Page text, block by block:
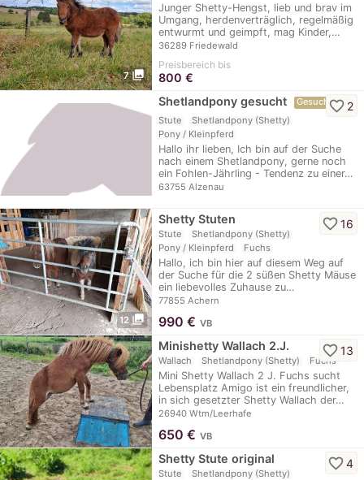
7 photo_library
Junger Shetty-Hengst, lieb und brav im
Umgang, herdenverträglich, regelmäßig
entwurmt und geimpft, mag Kinder,…
36289 Friedewald
Preisbereich bis
800 €
Shetlandpony gesucht
Gesuch
Stute
Shetlandpony (Shetty)
Pony / Kleinpferd
Hallo ihr lieben, Ich bin auf der Suche
nach einem Shetlandpony, gerne noch
ein Fohlen-Jährling - Tendenz zu einer…
63755 Alzenau
favorite_border 2
12 photo_library
Shetty Stuten
Stute
Shetlandpony (Shetty)
Pony / Kleinpferd
Fuchs
Hallo, ich bin hier auf diesem Weg auf
der Suche für die 2 süßen Shetty Mäuse
ein liebevolles Zuhause zu…
77855 Achern
favorite_border16
990 € VB
Minishetty Wallach 2.J.
Wallach Shetlandpony (Shetty) Fuchs
Mini Shetty Wallach 2 J. Fuchs sucht
Lebensplatz Amigo ist ein freundlicher,
in sich gesetzter Shetty Wallach der…
26940 Wtm/Leerhafe
favorite_border13
650 € VB
Shetty Stute original
Stute
Shetlandpony (Shetty)
favorite_border4